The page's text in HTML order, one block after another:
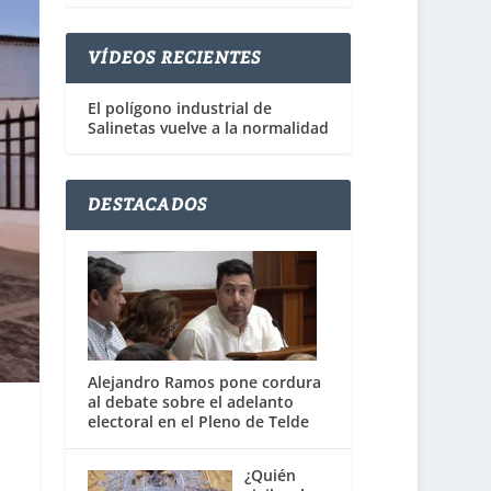
VÍDEOS RECIENTES
El polígono industrial de
Salinetas vuelve a la normalidad
DESTACADOS
Alejandro Ramos pone cordura
al debate sobre el adelanto
electoral en el Pleno de Telde
¿Quién